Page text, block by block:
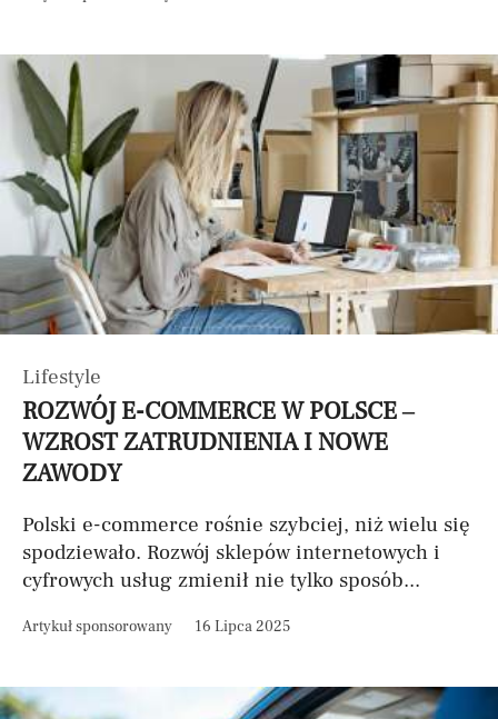
Lifestyle
ROZWÓJ E-COMMERCE W POLSCE –
WZROST ZATRUDNIENIA I NOWE
ZAWODY
Polski e-commerce rośnie szybciej, niż wielu się
spodziewało. Rozwój sklepów internetowych i
cyfrowych usług zmienił nie tylko sposób...
Artykuł sponsorowany 16 Lipca 2025